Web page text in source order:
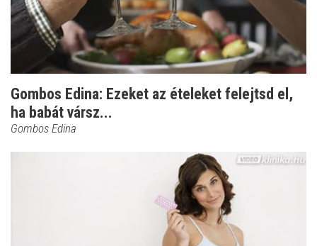
Gombos Edina: Ezeket az ételeket felejtsd el,
ha babát vársz...
Gombos Edina